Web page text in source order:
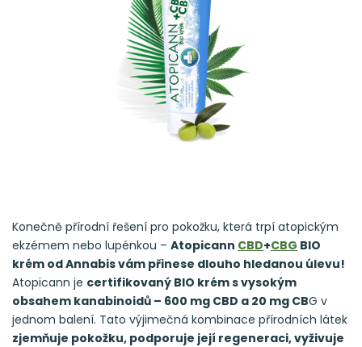
Konečně přírodní řešení pro pokožku, která trpí atopickým
ekzémem nebo lupénkou – Atopicann CBD+CBG BIO
krém od Annabis vám přinese dlouho hledanou úlevu!
Atopicann je certifikovaný BIO krém s vysokým
obsahem kanabinoidů – 600 mg CBD a 20 mg CBG v
jednom balení. Tato výjimečná kombinace přírodních látek
zjemňuje pokožku, podporuje její regeneraci, vyživuje